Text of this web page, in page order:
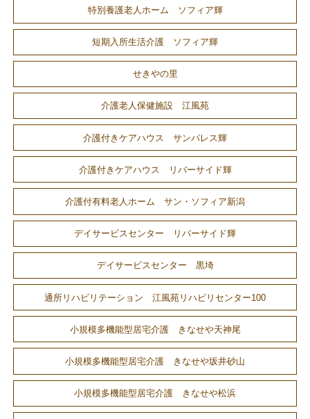
特別養護老人ホーム ソフィア輝
短期入所生活介護 ソフィア輝
せきやの里
介護老人保健施設 江風苑
介護付きケアハウス サンパレス輝
介護付きケアハウス リバーサイド輝
介護付有料老人ホーム サン・ソフィア新潟
デイサービスセンター リバーサイド輝
デイサービスセンター 黒埼
通所リハビリテーション 江風苑リハビリセンター100
小規模多機能型居宅介護 きなせや天神尾
小規模多機能型居宅介護 きなせや坂井砂山
小規模多機能型居宅介護 きなせや松浜